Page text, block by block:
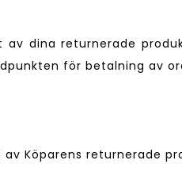
av dina returnerade
för betalning av
Köparens returnerade